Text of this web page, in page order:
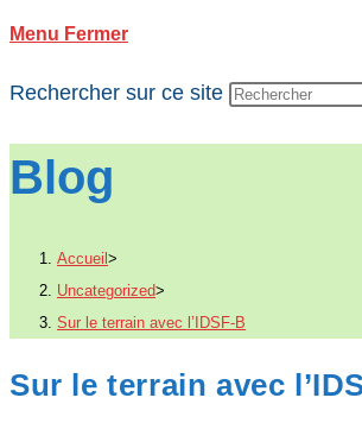
Menu Fermer
Rechercher sur ce site
Blog
Accueil>
Uncategorized>
Sur le terrain avec l’IDSF-B
Sur le terrain avec